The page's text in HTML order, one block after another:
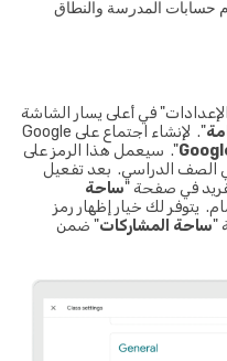
المدرسة والنطاق
في أعلى يسار الشاشة
". لإنشاء اجتماع على Google
". سيعمل هذا الرمز على
الدراسي. بعد تفعيل
ساحة
لك خيار إظهار رمز
المشاركات" ضمن